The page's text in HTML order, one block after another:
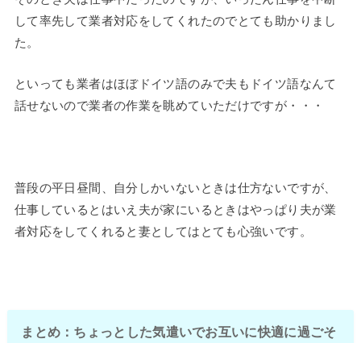
して率先して業者対応をしてくれたのでとても助かりまし
た。
といっても業者はほぼドイツ語のみで夫もドイツ語なんて
話せないので業者の作業を眺めていただけですが・・・
普段の平日昼間、自分しかいないときは仕方ないですが、
仕事しているとはいえ夫が家にいるときはやっぱり夫が業
者対応をしてくれると妻としてはとても心強いです。
まとめ：ちょっとした気遣いでお互いに快適に過ごそ